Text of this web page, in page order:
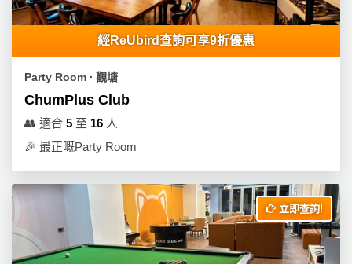
經ReUbird查詢可享9折優惠
Party Room ∙ 觀塘
ChumPlus Club
👥 適合 5 至 16 人
🎉 最正嘅Party Room
立即查詢!